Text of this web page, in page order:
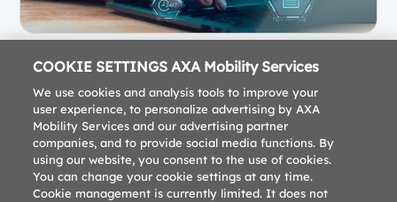
COOKIE SETTINGS AXA Mobility Services
We use cookies and analysis tools to improve your
user experience, to personalize advertising by AXA
Mobility Services and our advertising partner
companies, and to provide social media functions. By
using our website, you consent to the use of cookies.
You can change your cookie settings at any time.
Cookie management is currently limited. It does not